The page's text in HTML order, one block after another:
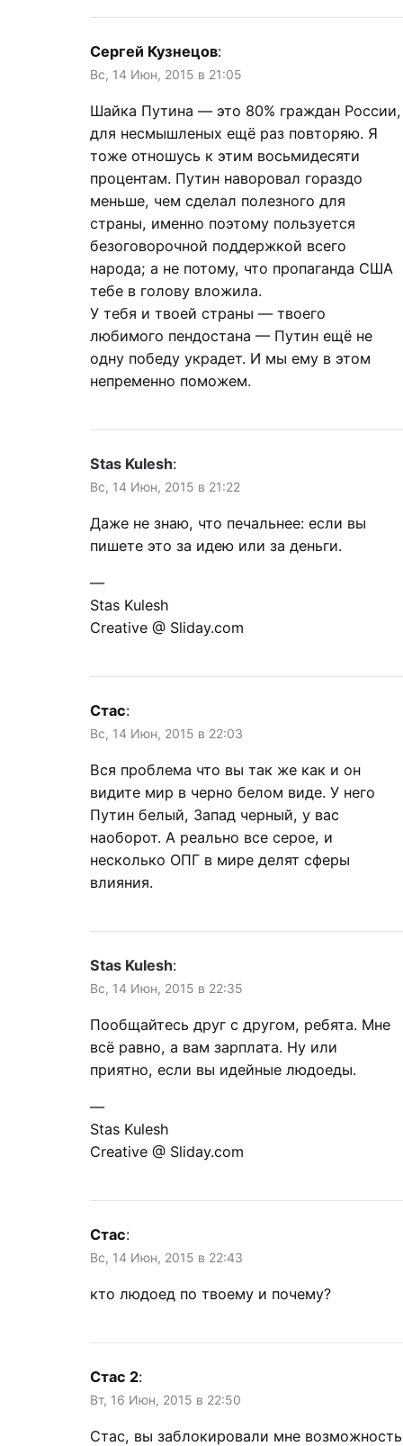
Сергей Кузнецов:
Вс, 14 Июн, 2015 в 21:05
Шайка Путина — это 80% граждан России,
для несмышленых ещё раз повторяю. Я
тоже отношусь к этим восьмидесяти
процентам. Путин наворовал гораздо
меньше, чем сделал полезного для
страны, именно поэтому пользуется
безоговорочной поддержкой всего
народа; а не потому, что пропаганда США
тебе в голову вложила.
У тебя и твоей страны — твоего
любимого пендостана — Путин ещё не
одну победу украдет. И мы ему в этом
непременно поможем.
Stas Kulesh:
Вс, 14 Июн, 2015 в 21:22
Даже не знаю, что печальнее: если вы
пишете это за идею или за деньги.
—
Stas Kulesh
Creative @ Sliday.com
Стас:
Вс, 14 Июн, 2015 в 22:03
Вся проблема что вы так же как и он
видите мир в черно белом виде. У него
Путин белый, Запад черный, у вас
наоборот. А реально все серое, и
несколько ОПГ в мире делят сферы
влияния.
Stas Kulesh:
Вс, 14 Июн, 2015 в 22:35
Пообщайтесь друг с другом, ребята. Мне
всё равно, а вам зарплата. Ну или
приятно, если вы идейные людоеды.
—
Stas Kulesh
Creative @ Sliday.com
Стас:
Вс, 14 Июн, 2015 в 22:43
кто людоед по твоему и почему?
Стас 2:
Вт, 16 Июн, 2015 в 22:50
Стас, вы заблокировали мне возможность